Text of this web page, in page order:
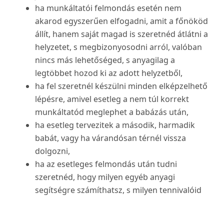
ha munkáltatói felmondás esetén nem
akarod egyszerűen elfogadni, amit a főnököd
állít, hanem saját magad is szeretnéd átlátni a
helyzetet, s megbizonyosodni arról, valóban
nincs más lehetőséged, s anyagilag a
legtöbbet hozod ki az adott helyzetből,
ha fel szeretnél készülni minden elképzelhető
lépésre, amivel esetleg a nem túl korrekt
munkáltatód meglephet a babázás után,
ha esetleg tervezitek a második, harmadik
babát, vagy ha várandósan térnél vissza
dolgozni,
ha az esetleges felmondás után tudni
szeretnéd, hogy milyen egyéb anyagi
segítségre számíthatsz, s milyen tennivalóid